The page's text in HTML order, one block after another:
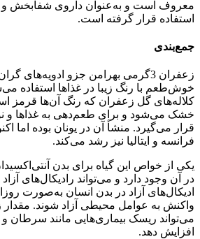
معروف است و به‌عنوان داروی شفابخش و
استفاده قرار گرفته است.
جمع‌بندی
زعفران 3گرمی بهرامن جزو ادویه‌های
خوش‌طعم با رنگ زیبا در غذاها استفاده
کلاله‌های گل زعفران که رنگ آن‌ها قرمز
خشک می‌شود و برای طعم‌دهی به غذاها و
قرار می‌گیرد. منشأ آن در یونان بوده اما
فرانسه و ایتالیا نیز رشد می‌کند.
یکی از خواص این گیاه برای بدن
در آن وجود دارد و می‌تواند رادیکال‌های
ادیکال‌های آزاد در بدن انسان به‌صورت
واکنش به عوامل محیطی آزاد شوند. مقدار
می‌تواند ریسک بیماری‌هایی مانند سرطان و
افزایش دهد.